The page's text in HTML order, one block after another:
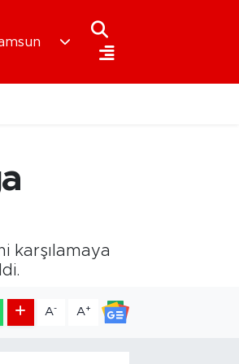
karşılamaya
A- A+